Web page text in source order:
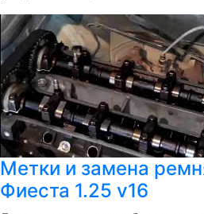
Метки и замена
Фиеста 1.25 v16